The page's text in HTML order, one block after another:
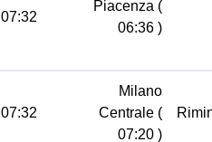
07:32
Piacenza (
06:36 )
07:32
Milano
Centrale (
07:20 )